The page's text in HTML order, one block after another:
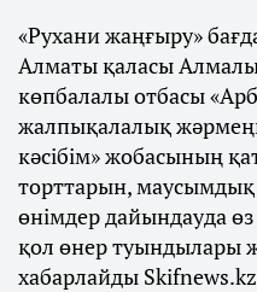
«Рухани жаңғыру»
Алматы қаласы
көпбалалы отбасы
жалпықалалық
кәсібім» жобасының
торттарын,
өнімдер дайындауда өз
қол өнер туындылары
хабарлайды